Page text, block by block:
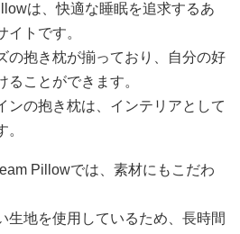
は、快適な睡眠を追求するあ
イトです。
の抱き枕が揃っており、自分の好
ことができます。
ンの抱き枕は、インテリアとして
Pillowでは、素材にもこだわ
生地を使用しているため、長時間